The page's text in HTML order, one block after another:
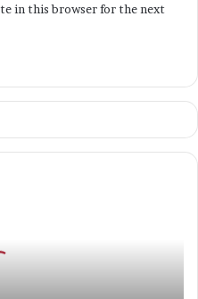
in this browser for the next